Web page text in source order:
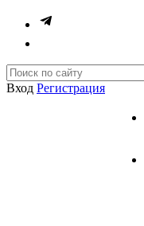
Вход Регистрация